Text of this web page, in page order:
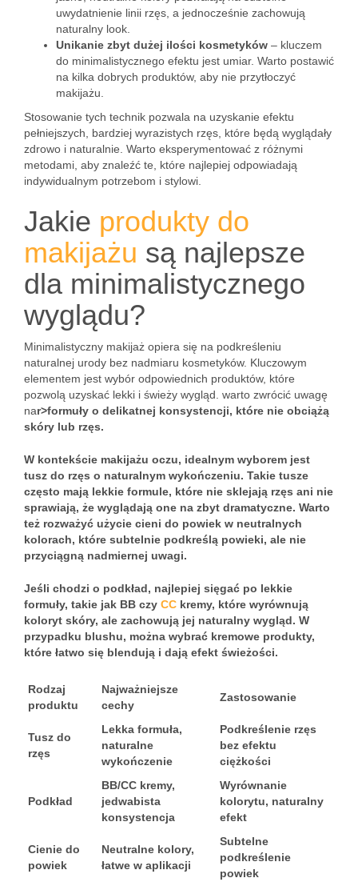
uwydatnienie linii rzęs, a jednocześnie zachowują
naturalny look.
Unikanie zbyt dużej ilości kosmetyków – kluczem
do minimalistycznego efektu jest umiar. Warto postawić
na kilka dobrych produktów, aby nie przytłoczyć
makijażu.
Stosowanie tych technik pozwala na uzyskanie efektu
pełniejszych, bardziej wyrazistych rzęs, które będą wyglądały
zdrowo i naturalnie. Warto eksperymentować z różnymi
metodami, aby znaleźć te, które najlepiej odpowiadają
indywidualnym potrzebom i stylowi.
Jakie produkty do
makijażu są najlepsze
dla minimalistycznego
wyglądu?
Minimalistyczny makijaż opiera się na podkreśleniu
naturalnej urody bez nadmiaru kosmetyków. Kluczowym
elementem jest wybór odpowiednich produktów, które
pozwolą uzyskać lekki i świeży wygląd. warto zwrócić uwagę
nar>formuły o delikatnej konsystencji, które nie obciążą
skóry lub rzęs.
W kontekście makijażu oczu, idealnym wyborem jest
tusz do rzęs o naturalnym wykończeniu. Takie tusze
często mają lekkie formule, które nie sklejają rzęs ani nie
sprawiają, że wyglądają one na zbyt dramatyczne. Warto
też rozważyć użycie cieni do powiek w neutralnych
kolorach, które subtelnie podkreślą powieki, ale nie
przyciągną nadmiernej uwagi.
Jeśli chodzi o podkład, najlepiej sięgać po lekkie
formuły, takie jak BB czy CC kremy, które wyrównują
koloryt skóry, ale zachowują jej naturalny wygląd. W
przypadku blushu, można wybrać kremowe produkty,
które łatwo się blendują i dają efekt świeżości.
Rodzaj
produktu
Najważniejsze
cechy
Zastosowanie
Tusz do
rzęs
Lekka formuła,
naturalne
wykończenie
Podkreślenie rzęs
bez efektu
ciężkości
Podkład
BB/CC kremy,
jedwabista
konsystencja
Wyrównanie
kolorytu, naturalny
efekt
Cienie do
powiek
Neutralne kolory,
łatwe w aplikacji
Subtelne
podkreślenie
powiek